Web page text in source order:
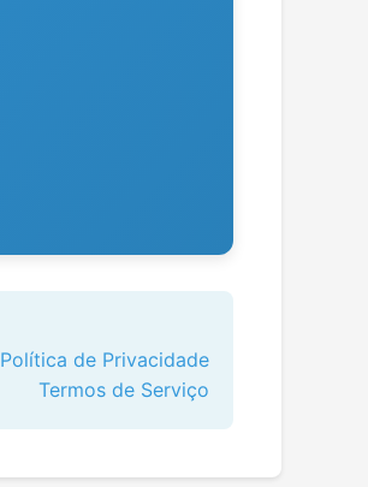
Política de Privacidade
Termos de Serviço